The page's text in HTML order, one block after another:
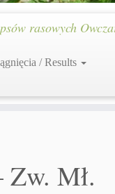
rasowych
/ Results
Mł.